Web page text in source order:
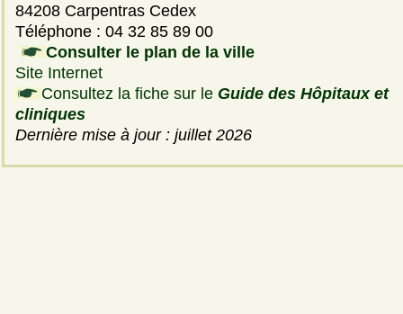
84208 Carpentras Cedex
Téléphone : 04 32 85 89 00
Consulter le plan de la ville
Site Internet
Consultez la fiche sur le Guide des Hôpitaux et
cliniques
Dernière mise à jour : juillet 2026